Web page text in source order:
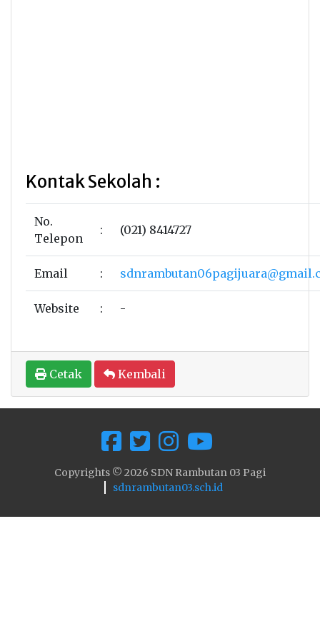
Kontak Sekolah :
No.
Telepon
: (021) 8414727
Email :
Website : -
Cetak Kembali
Copyrights © 2026 SDN Rambutan 03 Pagi
sdnrambutan03.sch.id